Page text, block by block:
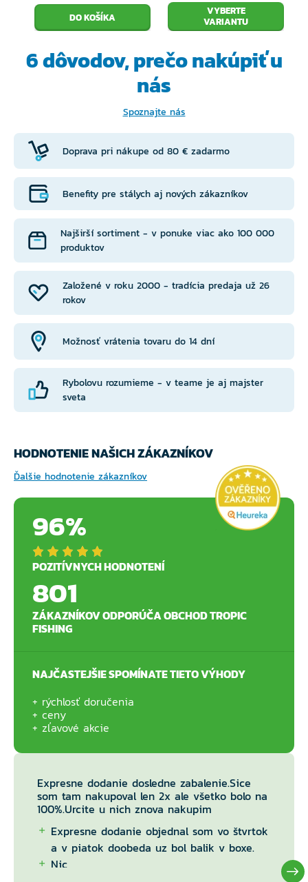
VYBERTE
VARIANTU
6 dôvodov, prečonakúpiť u
nás
Spoznajte nás
Doprava pri nákupe od 80 € zadarmo
Založené v roku 2000 - tradícia predaja už 26
rokov
Benefity pre stálych aj nových zákazníkov
Možnosť vrátenia tovaru do 14 dní
Najširší sortiment - v ponuke viac ako 100 000
produktov
Rybolovu rozumieme - v teame je aj majster
sveta
HODNOTENIE NAŠICH ZÁKAZNÍKOV
Ďalšie hodnotenie zákazníkov
96%
POZITÍVNYCH HODNOTENÍ
801
ZÁKAZNÍKOV ODPORÚČA OBCHOD TROPIC
FISHING
NAJČASTEJŠIE SPOMÍNATE TIETO VÝHODY
rýchlosť doručenia
ceny
zľavové akcie
Expresne dodanie dosledne zabalenie.Sice
som tam nakupoval len 2x ale všetko bolo na
100%.Urcite u nich znova nakupim
Expresne dodanie objednal som vo štvrtok
a v piatok doobeda uz bol balik v boxe.
Nic